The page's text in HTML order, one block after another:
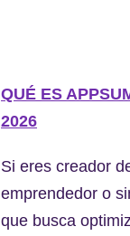
QUÉ ES
2026
Si eres creador
emprendedor o
que busca